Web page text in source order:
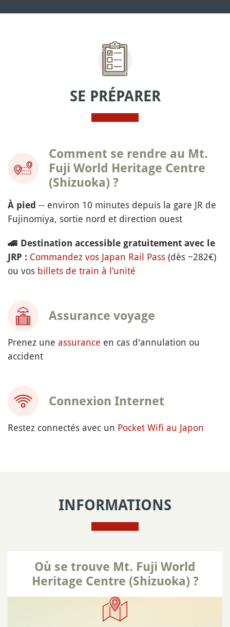
SE PRÉPARER
Comment se rendre au Mt.
Fuji World Heritage Centre
(Shizuoka) ?
À pied -- environ 10 minutes depuis la gare JR de
Fujinomiya, sortie nord et direction ouest
🚄 Destination accessible gratuitement avec le
JRP : Commandez vos Japan Rail Pass (dès ~282€)
ou vos billets de train à l’unité
Assurance voyage
Prenez une assurance en cas d'annulation ou
accident
Connexion Internet
Restez connectés avec un Pocket Wifi au Japon
INFORMATIONS
Où se trouve Mt. Fuji World
Heritage Centre (Shizuoka) ?